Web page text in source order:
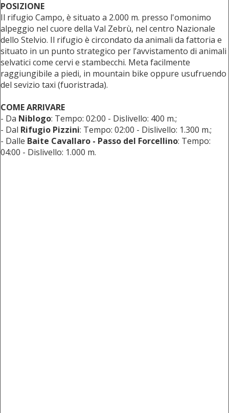
POSIZIONE
Il rifugio Campo, è situato a 2.000 m. presso l'omonimo
alpeggio nel cuore della Val Zebrù, nel centro Nazionale
dello Stelvio. Il rifugio è circondato da animali da fattoria e
situato in un punto strategico per l’avvistamento di animali
selvatici come cervi e stambecchi. Meta facilmente
raggiungibile a piedi, in mountain bike oppure usufruendo
del sevizio taxi (fuoristrada).
COME ARRIVARE
- Da Niblogo: Tempo: 02:00 - Dislivello: 400 m.;
- Dal Rifugio Pizzini: Tempo: 02:00 - Dislivello: 1.300 m.;
- Dalle Baite Cavallaro - Passo del Forcellino: Tempo:
04:00 - Dislivello: 1.000 m.